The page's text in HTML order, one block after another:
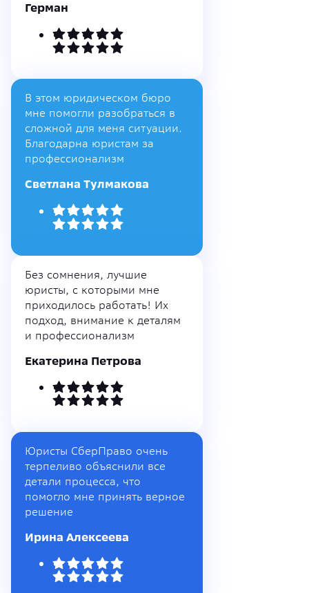
Герман
В этом юридическом бюро
мне помогли разобраться в
сложной для меня ситуации.
Благодарна юристам за
профессионализм
Светлана Тулмакова
Без сомнения, лучшие
юристы, с которыми мне
приходилось работать! Их
подход, внимание к деталям
и профессионализм
Екатерина Петрова
Юристы СберПраво очень
терпеливо объяснили все
детали процесса, что
помогло мне принять верное
решение
Ирина Алексеева